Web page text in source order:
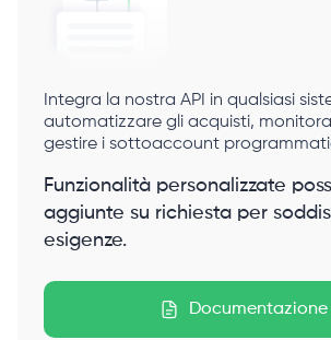
Integra la nostra API in qualsiasi
automatizzare gli acquisti,
gestire i sottoaccount
Funzionalità personalizzate
aggiunte su richiesta per
esigenze.
Documentazione